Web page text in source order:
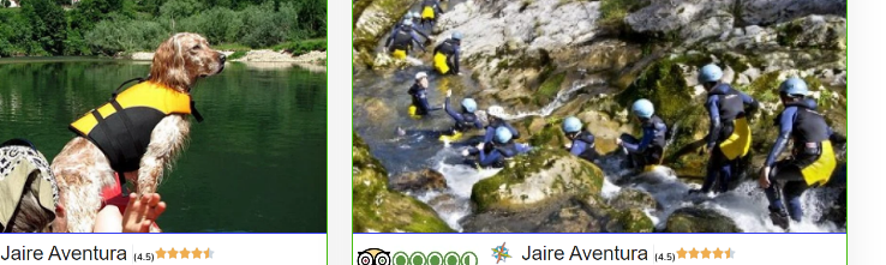
(4.5) (4.5)